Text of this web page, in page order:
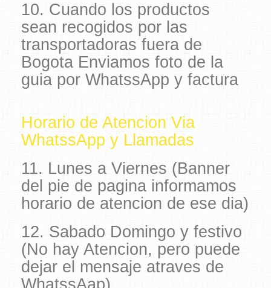
10. Cuando los productos
sean recogidos por las
transportadoras fuera de
Bogota Enviamos foto de la
guia por WhatssApp y factura
Horario de Atencion Via
WhatssApp y Llamadas
11. Lunes a Viernes (Banner
del pie de pagina informamos
horario de atencion de ese dia)
12. Sabado Domingo y festivo
(No hay Atencion, pero puede
dejar el mensaje atraves de